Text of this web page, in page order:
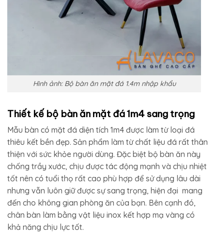
Hình ảnh: Bộ bàn ăn mặt đá 1.4m nhập khẩu
Thiết kế bộ bàn ăn mặt đá 1m4 sang trọng
Mẫu bàn có mặt đá diện tích 1m4 được làm từ loại đá
thiêu kết bền đẹp. Sản phẩm làm từ chất liệu đá rất thân
thiện với sức khỏe người dùng. Đặc biệt bộ bàn ăn này
chống trầy xước, chịu được tác động mạnh và chịu nhiệt
tốt nên có tuổi thọ rất cao phù hợp để sử dụng lâu dài
nhưng vẫn luôn giữ được sự sang trọng, hiện đại mang
đến cho không gian phòng ăn của bạn. Bên cạnh đó,
chân bàn làm bằng vật liệu inox kết hợp mạ vàng có
khả năng chịu lực tốt.